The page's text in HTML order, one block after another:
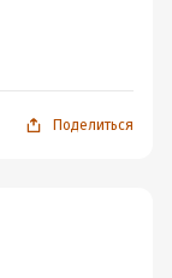
Поделиться